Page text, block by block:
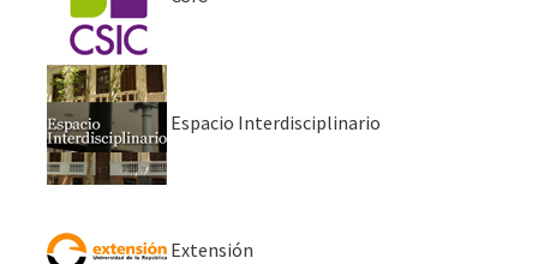
Espacio Interdisciplinario
Extensión